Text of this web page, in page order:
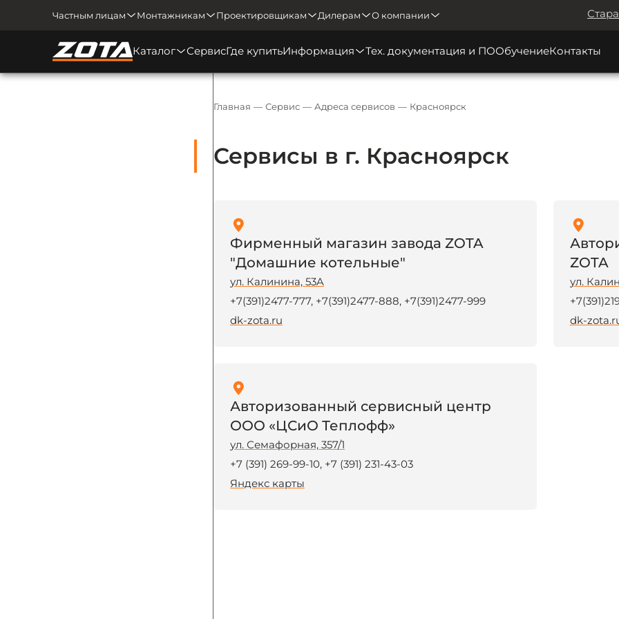
Частным лицам Монтажникам Проектировщикам Дилерам О компании
Каталог СервисГде купитьИнформация Тех. документация и ПООбучениеКонтакты
Главная Сервис Адреса сервисов Красноярск
Сервисы в г. Красноярск
Фирменный магазин завода ZOTA
"Домашние котельные"
ул. Калинина, 53A
+7(391)2477-777, +7(391)2477-888, +7(391)2477-999
dk-zota.ru
ZOTA
ул.
dk-
Авторизованный сервисный центр
ООО «ЦСиО Теплофф»
ул. Семафорная, 357/1
+7 (391) 269-99-10 +7 (391) 231-43-03
Яндекс карты